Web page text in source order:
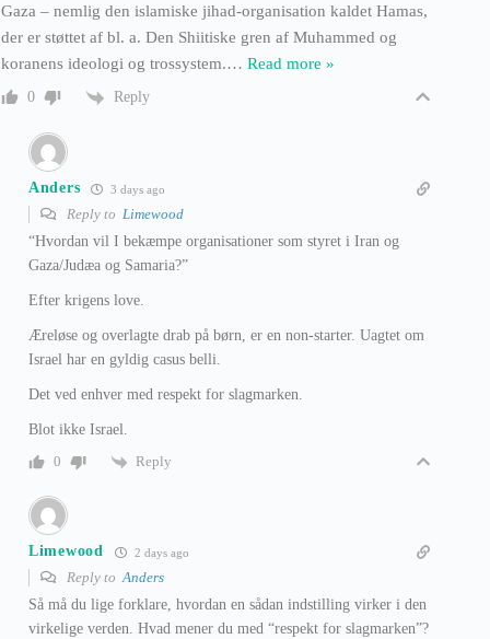
Gaza – nemlig den islamiske jihad-organisation kaldet Hamas,
der er støttet af bl. a. Den Shiitiske gren af Muhammed og
koranens ideologi og trossystem.… Read more »
0 Reply
Anders 3 days ago
Reply to Limewood
“Hvordan vil I bekæmpe organisationer som styret i Iran og
Gaza/Judæa og Samaria?”
Efter krigens love.
Æreløse og overlagte drab på børn, er en non-starter. Uagtet om
Israel har en gyldig casus belli.
Det ved enhver med respekt for slagmarken.
Blot ikke Israel.
0
Reply
Limewood 2 days ago
Reply to Anders
Så må du lige forklare, hvordan en sådan indstilling virker i den
virkelige verden. Hvad mener du med “respekt for slagmarken”?